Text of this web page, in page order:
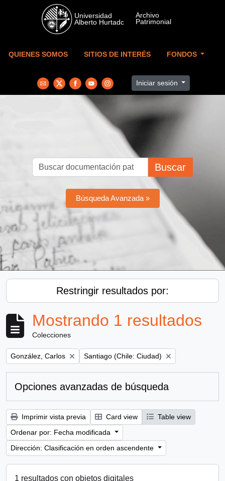
Skip to main content
QUIENES SOMOS SITIOS DE INTERÉS FONDOS
Iniciar sesión
Buscar
Búsqueda Avanzada »
Restringir resultados por:
Mostrando 1 resultados
Colecciones
Remove filter:
González, Carlos Remove filter:
Santiago (Chile: Ciudad)
Opciones avanzadas de búsqueda
Imprimir vista previa Card view
Table view
Ordenar por: Fecha modificada
Dirección: Clasificación en orden ascendente
1 resultados con objetos digitales